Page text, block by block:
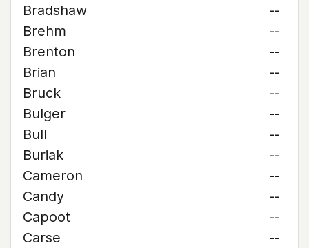
Bradshaw
--
Brehm
--
Brenton
--
Brian
--
Bruck
--
Bulger
--
Bull
--
Buriak
--
Cameron
--
Candy
--
Capoot
--
Carse
--